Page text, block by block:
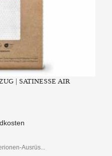
| SATINESSE AIR
Ausrüs...